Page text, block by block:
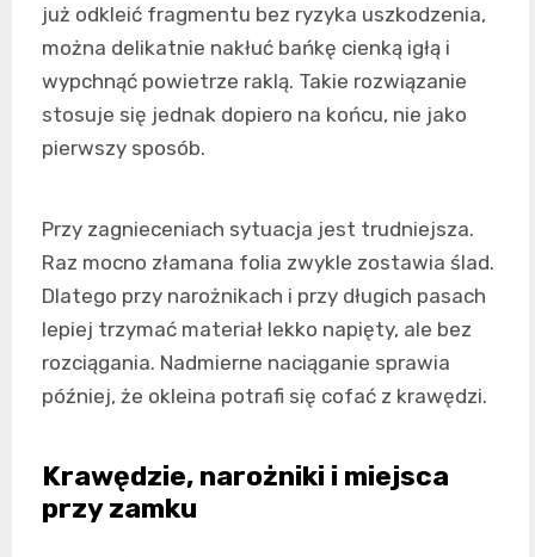
już odkleić fragmentu bez ryzyka uszkodzenia,
można delikatnie nakłuć bańkę cienką igłą i
wypchnąć powietrze raklą. Takie rozwiązanie
stosuje się jednak dopiero na końcu, nie jako
pierwszy sposób.
Przy zagnieceniach sytuacja jest trudniejsza.
Raz mocno złamana folia zwykle zostawia ślad.
Dlatego przy narożnikach i przy długich pasach
lepiej trzymać materiał lekko napięty, ale bez
rozciągania. Nadmierne naciąganie sprawia
później, że okleina potrafi się cofać z krawędzi.
Krawędzie, narożniki i miejsca
przy zamku